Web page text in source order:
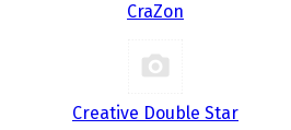
CraZon
Creative Double Star